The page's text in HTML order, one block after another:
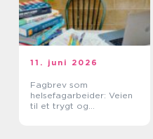
11. juni 2026
Fagbrev som
helsefagarbeider: Veien
til et trygt og